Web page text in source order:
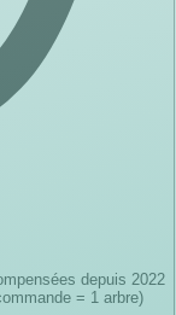
depuis 2022
= 1 arbre)